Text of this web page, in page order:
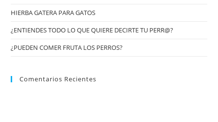
HIERBA GATERA PARA GATOS
¿ENTIENDES TODO LO QUE QUIERE DECIRTE TU PERR@?
¿PUEDEN COMER FRUTA LOS PERROS?
Comentarios Recientes